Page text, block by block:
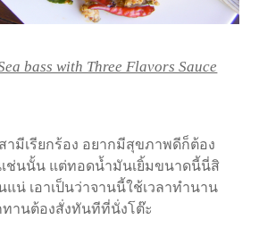
bass with Three Flavors Sauce
มีเรียกร้อง อยากมีสุขภาพดีก็ต้อง
ช่นนั้น แต่ทอดน้ำมันเยิ้มขนาดนี้นี่สิ
น่ เอาเป็นว่าจานนี้ใช้เวลาทำนาน
านต้องสั่งทันทีที่นั่งโต๊ะ